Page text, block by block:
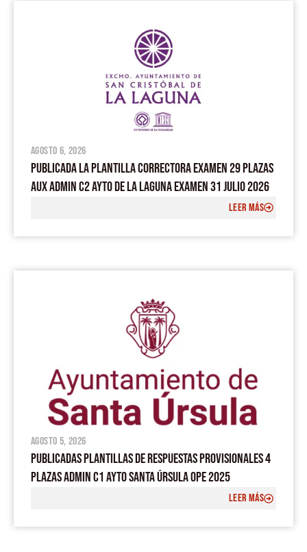
agosto 6, 2026
PUBLICADA LA PLANTILLA CORRECTORA EXAMEN 29 PLAZAS
AUX ADMIN C2 AYTO DE LA LAGUNA EXAMEN 31 JULIO 2026
LEER MÁS
agosto 5, 2026
PUBLICADAS PLANTILLAS DE RESPUESTAS PROVISIONALES 4
PLAZAS ADMIN C1 AYTO SANTA ÚRSULA OPE 2025
LEER MÁS